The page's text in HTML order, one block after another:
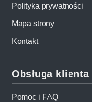
Polityka prywatności
Mapa strony
Kontakt
Obsługa klienta
Pomoc i FAQ